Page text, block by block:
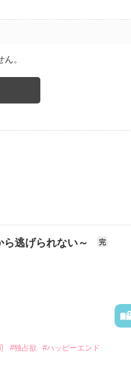
。
逃げられない～ 完
#独占欲 #ハッピーエンド